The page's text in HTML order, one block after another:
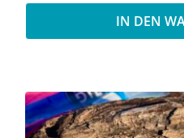
IN DEN